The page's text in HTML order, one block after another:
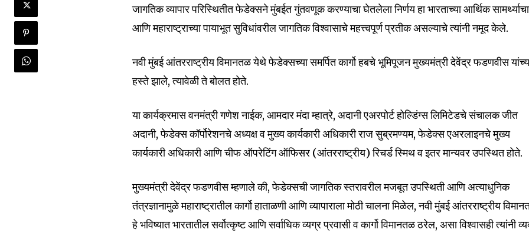
Join our community of
SUBSCRIBERS and be part
of the conversation.
जागतिक व्यापार परिस्थितीत फेडेक्सने मुंबईत गुंतवणूक करण्याचा घेतलेला निर्णय हा भारताच्या आर्थिक सामर्थ्याचा
आणि महाराष्ट्राच्या पायाभूत सुविधांवरील जागतिक विश्वासाचे महत्त्वपूर्ण प्रतीक असल्याचे त्यांनी नमूद केले.
नवी मुंबई आंतरराष्ट्रीय विमानतळ येथे फेडेक्सच्या समर्पित कार्गो हबचे भूमिपूजन मुख्यमंत्री देवेंद्र फडणवीस
हस्ते झाले, त्यावेळी ते बोलत होते.
या कार्यक्रमास वनमंत्री गणेश नाईक, आमदार मंदा म्हात्रे, अदानी एअरपोर्ट होल्डिंग्स लिमिटेडचे संचालक जीत
अदानी, फेडेक्स कॉर्पोरेशनचे अध्यक्ष व मुख्य कार्यकारी अधिकारी राज सुब्रमण्यम, फेडेक्स एअरलाइनचे मुख्य
कार्यकारी अधिकारी आणि चीफ ऑपरेटिंग ऑफिसर (आंतरराष्ट्रीय) रिचर्ड स्मिथ व इतर मान्यवर उपस्थित होते.
मुख्यमंत्री देवेंद्र फडणवीस म्हणाले की, फेडेक्सची जागतिक स्तरावरील मजबूत उपस्थिती आणि अत्याधुनिक
तंत्रज्ञानामुळे महाराष्ट्रातील कार्गो हाताळणी आणि व्यापाराला मोठी चालना मिळेल, नवी मुंबई आंतरराष्ट्रीय
हे भविष्यात भारतातील सर्वोत्कृष्ट आणि सर्वाधिक व्यग्र प्रवासी व कार्गो विमानतळ ठरेल, असा विश्वासही त्यांनी